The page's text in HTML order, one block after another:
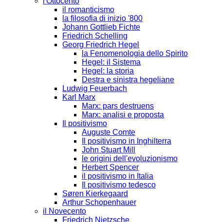
il romanticismo
la filosofia di inizio '800
Johann Gottlieb Fichte
Friedrich Schelling
Georg Friedrich Hegel
la Fenomenologia dello Spirito
Hegel: il Sistema
Hegel: la storia
Destra e sinistra hegeliane
Ludwig Feuerbach
Karl Marx
Marx: pars destruens
Marx: analisi e proposta
Il positivismo
Auguste Comte
Il positivismo in Inghilterra
John Stuart Mill
le origini dell'evoluzionismo
Herbert Spencer
il positivismo in Italia
Il positivismo tedesco
Søren Kierkegaard
Arthur Schopenhauer
il Novecento
Friedrich Nietzsche